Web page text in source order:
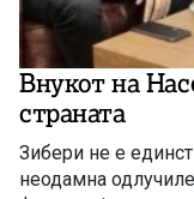
Внукот на
страната
Зибери не е
неодамна